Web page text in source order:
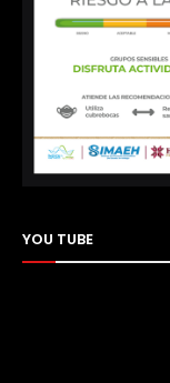
YOU TUBE